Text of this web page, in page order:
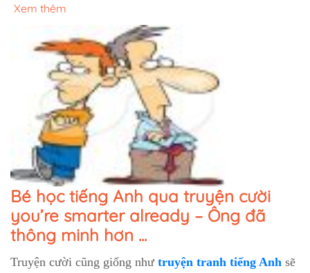
Xem thêm
Bé học tiếng Anh qua truyện cười
you’re smarter already – Ông đã
thông minh hơn ...
Truyện cười cũng giống như truyện tranh tiếng Anh sẽ